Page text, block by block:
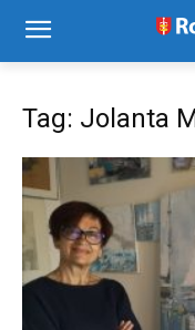
Tag: Jolanta